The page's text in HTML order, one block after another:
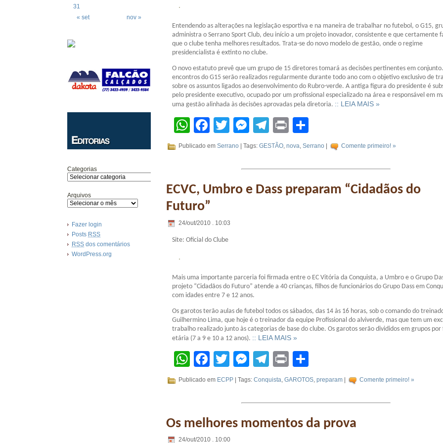
« set nov »
31
Categorias
Arquivos
Fazer login
Posts RSS
RSS dos comentários
WordPress.org
Entendendo as alterações na legislação esportiva e na maneira de trabalhar no futebol, o G15,
administra o Serrano Sport Club, deu início a um projeto inovador, consistente e que certamente
que o clube tenha melhores resultados. Trata-se do novo modelo de gestão, onde o regime
presidencialista é extinto no clube.
O novo estatuto prevê que um grupo de 15 diretores tomará as decisões pertinentes em
encontros do G15 serão realizados regularmente durante todo ano com o objetivo exclusivo de
sobre os assuntos ligados ao desenvolvimento do Rubro-verde. A antiga figura do presidente é
pelo presidente executivo, ocupado por um profissional especializado na área e responsável em
uma gestão alinhada às decisões aprovadas pela diretoria. :: LEIA MAIS »
WhatsApp
Facebook
TwitterMessenger
Telegram
Print
Publicado em Serrano | Tags: GESTÃO, nova, Serrano Comente primeiro! »
ECVC, Umbro e Dass preparam “Cidadãos do
Futuro”
24/out/2010 . 10:03
Site: Oficial do Clube
Mais uma importante parceria foi firmada entre o EC Vitória da Conquista, a Umbro e o Grupo
projeto “Cidadãos do Futuro” atende a 40 crianças, filhos de funcionários do Grupo Dass em
com idades entre 7 e 12 anos.
Os garotos terão aulas de futebol todos os sábados, das 14 às 16 horas, sob o comando do
Guilhermino Lima, que hoje é o treinador da equipe Profissional do alviverde, mas que tem um
trabalho realizado junto às categorias de base do clube. Os garotos serão divididos em grupos por
etária (7 a 9 e 10 a 12 anos). :: LEIA MAIS »
WhatsApp
Facebook
TwitterMessenger
Telegram
Print
Publicado em ECPP | Tags: Conquista, GAROTOS, preparam | Comente primeiro! »
Os melhores momentos da prova
24/out/2010 . 10:00